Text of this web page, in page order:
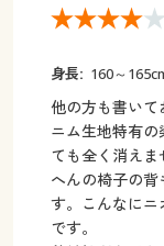
身長: 160～
他の方も書い
ニム生地特有
ても全く消え
へんの椅子の
す。こんなにニ
です。